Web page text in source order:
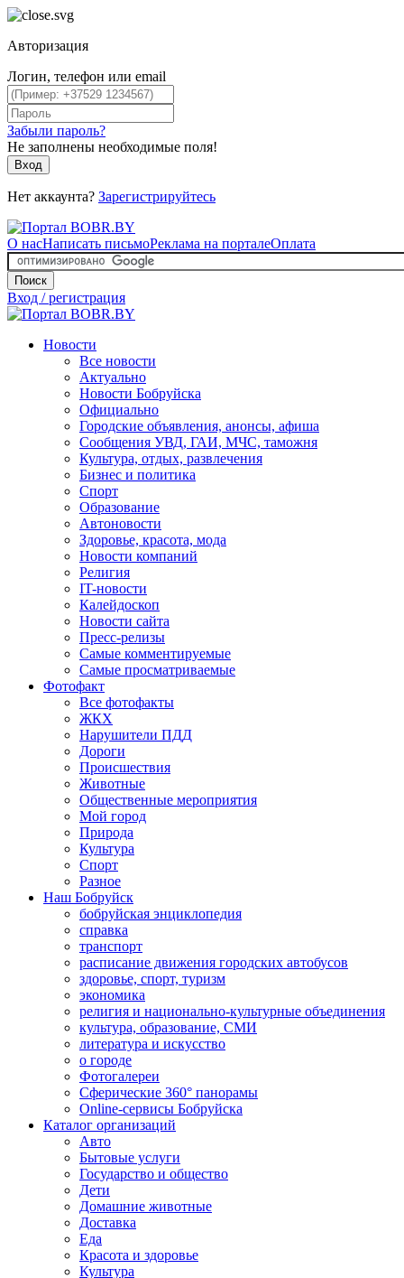
Авторизация
Логин, телефон или email
Забыли пароль?
Не заполнены необходимые поля!
Вход
Нет аккаунта? Зарегистрируйтесь
О насНаписать письмоРеклама на порталеОплата
Поиск
Вход / регистрация
Новости
Все новости
Актуально
Новости Бобруйска
Официально
Городские объявления, анонсы, афиша
Сообщения УВД, ГАИ, МЧС, таможня
Культура, отдых, развлечения
Бизнес и политика
Спорт
Образование
Автоновости
Здоровье, красота, мода
Новости компаний
Религия
IT-новости
Калейдоскоп
Новости сайта
Пресс-релизы
Самые комментируемые
Самые просматриваемые
Фотофакт
Все фотофакты
ЖКХ
Нарушители ПДД
Дороги
Происшествия
Животные
Общественные мероприятия
Мой город
Природа
Культура
Спорт
Разное
Наш Бобруйск
бобруйская энциклопедия
справка
транспорт
расписание движения городских автобусов
здоровье, спорт, туризм
экономика
религия и национально-культурные объединения
культура, образование, СМИ
литература и искусство
о городе
Фотогалереи
Сферические 360° панорамы
Online-сервисы Бобруйска
Каталог организаций
Авто
Бытовые услуги
Государство и общество
Дети
Домашние животные
Доставка
Еда
Красота и здоровье
Культура